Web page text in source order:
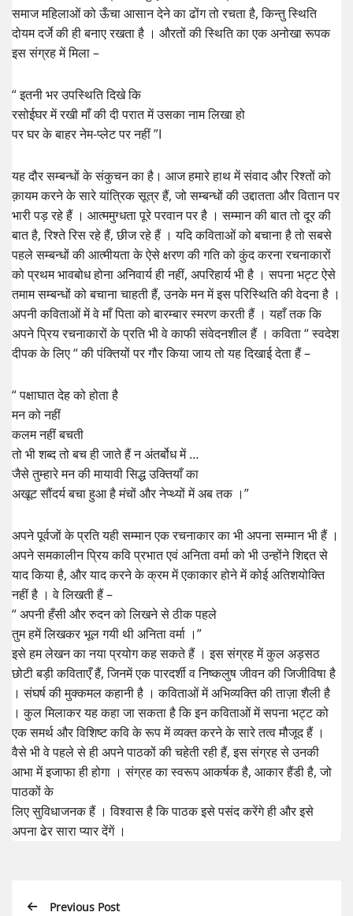
समाज महिलाओं को ऊँचा आसान देने का ढोंग तो रचता है, किन्तु स्थिति
दोयम दर्जे की ही बनाए रखता है । औरतों की स्थिति का एक अनोखा रूपक
इस संग्रह में मिला –
“ इतनी भर उपस्थिति दिखे कि
रसोईघर में रखी माँ की दी परात में उसका नाम लिखा हो
पर घर के बाहर नेम-प्लेट पर नहीं ”I
यह दौर सम्बन्धों के संकुचन का है। आज हमारे हाथ में संवाद और रिश्तों को
क़ायम करने के सारे यांत्रिक सूत्र हैं, जो सम्बन्धों की उद्दातता और वितान पर
भारी पड़ रहे हैं । आत्ममुग्धता पूरे परवान पर है । सम्मान की बात तो दूर की
बात है, रिश्ते रिस रहे हैं, छीज रहे हैं । यदि कविताओं को बचाना है तो सबसे
पहले सम्बन्धों की आत्मीयता के ऐसे क्षरण की गति को कुंद करना रचनाकारों
को प्रथम भावबोध होना अनिवार्य ही नहीं, अपरिहार्य भी है । सपना भट्ट ऐसे
तमाम सम्बन्धों को बचाना चाहती हैं, उनके मन में इस परिस्थिति की वेदना है ।
अपनी कविताओं में वे माँ पिता को बारम्बार स्मरण करती हैं । यहाँ तक कि
अपने प्रिय रचनाकारों के प्रति भी वे काफी संवेदनशील हैं । कविता “ स्वदेश
दीपक के लिए “ की पंक्तियों पर गौर किया जाय तो यह दिखाई देता हैं –
“ पक्षाघात देह को होता है
मन को नहीं
कलम नहीं बचती
तो भी शब्द तो बच ही जाते हैं न अंतर्बोध में …
जैसे तुम्हारे मन की मायावी सिद्ध उक्तियाँ का
अखूट सौंदर्य बचा हुआ है मंचों और नेप्थ्यों में अब तक ।”
अपने पूर्वजों के प्रति यही सम्मान एक रचनाकार का भी अपना सम्मान भी हैं ।
अपने समकालीन प्रिय कवि प्रभात एवं अनिता वर्मा को भी उन्होंने शिद्दत से
याद किया है, और याद करने के क्रम में एकाकार होने में कोई अतिशयोक्ति
नहीं है । वे लिखती हैं –
“ अपनी हँसी और रुदन को लिखने से ठीक पहले
तुम हमें लिखकर भूल गयी थी अनिता वर्मा ।”
इसे हम लेखन का नया प्रयोग कह सकते हैं । इस संग्रह में कुल अड़सठ
छोटी बड़ी कविताएँ हैं, जिनमें एक पारदर्शी व निष्कलुष जीवन की जिजीविषा है
। संघर्ष की मुक्कमल कहानी है । कविताओं में अभिव्यक्ति की ताज़ा शैली है
। कुल मिलाकर यह कहा जा सकता है कि इन कविताओं में सपना भट्ट को
एक समर्थ और विशिष्ट कवि के रूप में व्यक्त करने के सारे तत्व मौजूद हैं ।
वैसे भी वे पहले से ही अपने पाठकों की चहेती रही हैं, इस संग्रह से उनकी
आभा में इजाफा ही होगा । संग्रह का स्वरूप आकर्षक है, आकार हैंडी है, जो
पाठकों के
लिए सुविधाजनक हैं । विश्वास है कि पाठक इसे पसंद करेंगे ही और इसे
अपना ढेर सारा प्यार देंगें ।
Previous Post